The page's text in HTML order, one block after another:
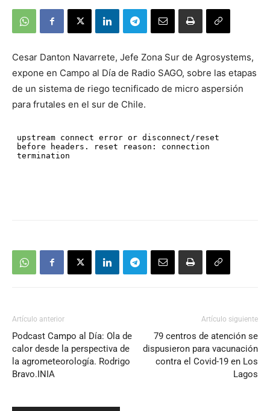
Cesar Danton Navarrete, Jefe Zona Sur de Agrosystems,
expone en Campo al Día de Radio SAGO, sobre las etapas
de un sistema de riego tecnificado de micro aspersión
para frutales en el sur de Chile.
Artículo anterior
Podcast Campo al Día: Ola de
calor desde la perspectiva de
la agrometeorología. Rodrigo
Bravo.INIA
Artículo siguiente
79 centros de atención se
dispusieron para vacunación
contra el Covid-19 en Los
Lagos